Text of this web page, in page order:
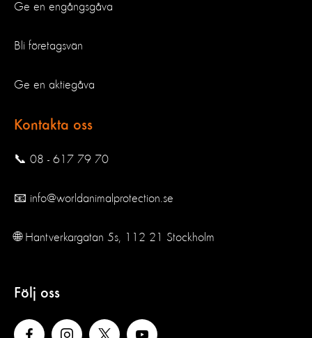
Ge en engångsgåva
Bli företagsvän
Ge en aktiegåva
Kontakta oss
📞 08 - 617 79 70
📧 info@worldanimalprotection.se
🌐 Hantverkargatan 5s, 112 21 Stockholm
Följ oss